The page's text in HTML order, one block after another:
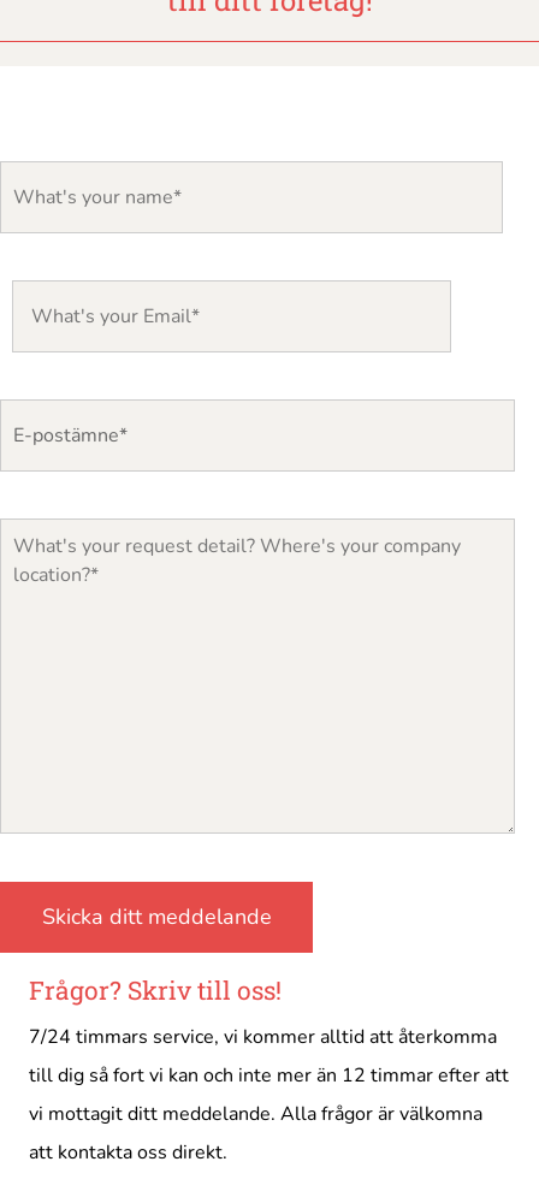
Frågor? Skriv till oss!
7/24 timmars service, vi kommer alltid att återkomma
till dig så fort vi kan och inte mer än 12 timmar efter att
vi mottagit ditt meddelande. Alla frågor är välkomna
att kontakta oss direkt.